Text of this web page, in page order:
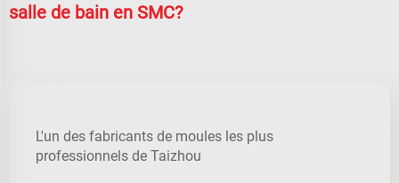
salle de bain en SMC?
L'un des fabricants de moules les plus
professionnels de Taizhou